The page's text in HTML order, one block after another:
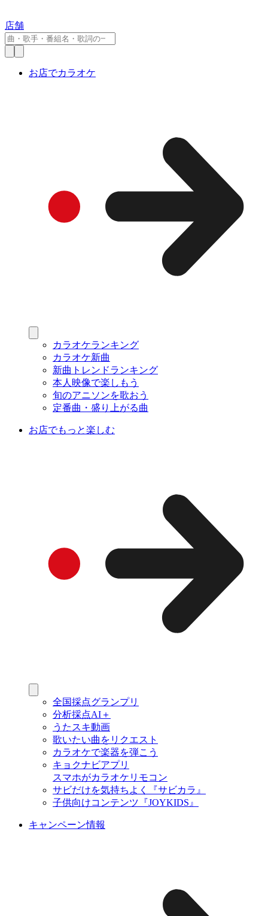
店舗
お店でカラオケ
カラオケランキング
カラオケ新曲
新曲トレンドランキング
本人映像で楽しもう
旬のアニソンを歌おう
定番曲・盛り上がる曲
お店でもっと楽しむ
全国採点グランプリ
分析採点AI＋
うたスキ動画
歌いたい曲をリクエスト
カラオケで楽器を弾こう
キョクナビアプリ
スマホがカラオケリモコン
サビだけを気持ちよく『サビカラ』
子供向けコンテンツ『JOYKIDS』
キャンペーン情報